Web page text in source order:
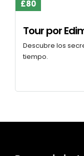
£80
Tour por
Descubre los
tiempo.